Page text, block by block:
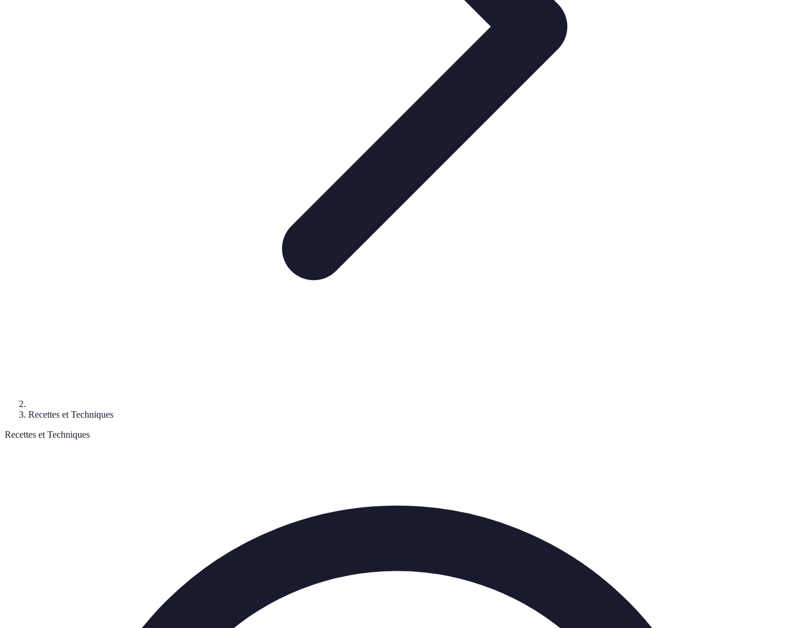
Recettes et Techniques
Recettes et Techniques